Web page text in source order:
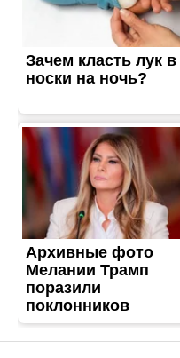
ТРЕШ
Ворожі
літню
Опубліковано 14.10.2025